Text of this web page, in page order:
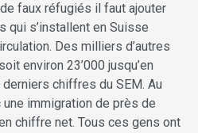
faux réfugiés il faut ajouter
qui s’installent en Suisse
Des milliers d’autres
environ 23’000 jusqu’en
chiffres du SEM. Au
immigration de près de
chiffre net. Tous ces gens ont